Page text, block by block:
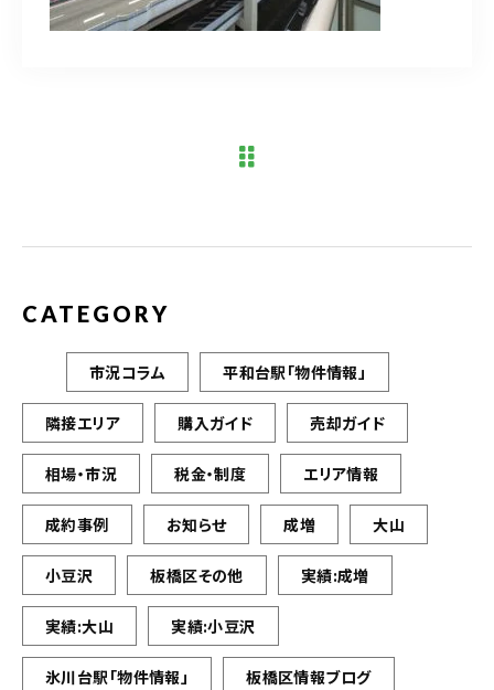
CATEGORY
市況コラム 平和台駅「物件情報」
隣接エリア 購入ガイド 売却ガイド
相場・市況 税金・制度 エリア情報
成約事例 お知らせ 成増 大山
小豆沢 板橋区その他 実績:成増
実績:大山 実績:小豆沢
氷川台駅「物件情報」 板橋区情報ブログ
03-6909-2648
お問い合わせはこちら